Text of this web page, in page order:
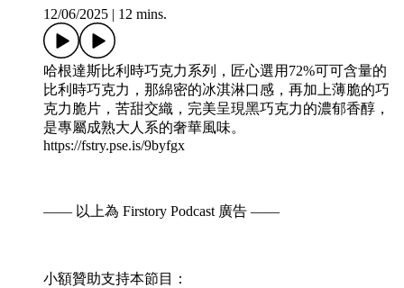
12/06/2025 12 mins.
哈根達斯比利時巧克力系列，匠心選用72%可可含量的
比利時巧克力，那綿密的冰淇淋口感，再加上薄脆的巧
克力脆片，苦甜交織，完美呈現黑巧克力的濃郁香醇，
是專屬成熟大人系的奢華風味。
https://fstry.pse.is/9byfgx
—— 以上為 Firstory Podcast 廣告 ——
小額贊助支持本節目：